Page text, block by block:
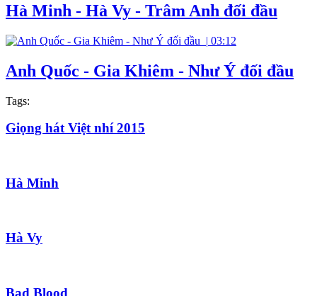
Hà Minh - Hà Vy - Trâm Anh đối đầu
| 03:12
Anh Quốc - Gia Khiêm - Như Ý đối đầu
Tags:
Giọng hát Việt nhí 2015
Hà Minh
Hà Vy
Bad Blood